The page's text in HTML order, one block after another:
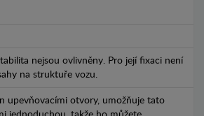
nejsou ovlivněny. Pro její fixaci není
na struktuře vozu.
upevňovacími otvory, umožňuje tato